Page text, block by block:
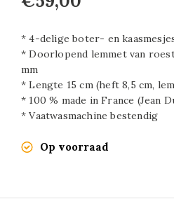
* 4-delige boter- en
* Doorlopend lemmet van
mm
* Lengte 15 cm (heft 8,5 cm,
* 100 % made in France (Jean
* Vaatwasmachine bestendig
Op voorraad